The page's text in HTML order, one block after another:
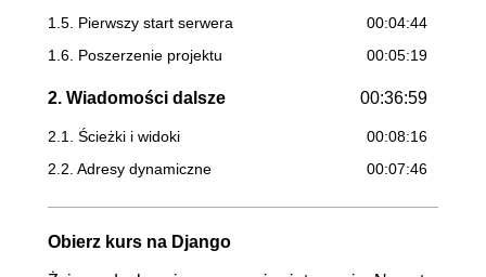
1.5. Pierwszy start serwera
00:04:44
1.6. Poszerzenie projektu
00:05:19
2. Wiadomości dalsze 00:36:59
2.1. Ścieżki i widoki
00:08:16
2.2. Adresy dynamiczne
00:07:46
Obierz kurs na Django